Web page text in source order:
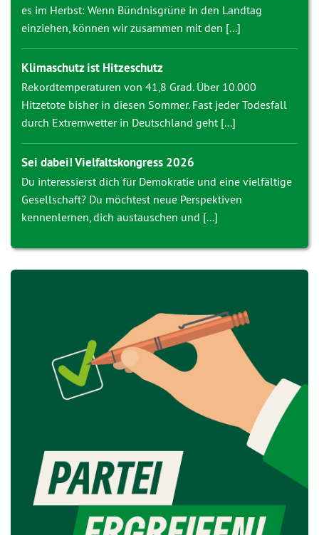
es im Herbst: Wenn Bündnisgrüne in den Landtag
einziehen, können wir zusammen mit den [...]
Klimaschutz ist Hitzeschutz
Rekordtemperaturen von 41,8 Grad. Über 10.000
Hitzetote bisher in diesen Sommer. Fast jeder Todesfall
durch Extremwetter in Deutschland geht [...]
Sei dabei! Vielfaltskongress 2026
Du interessierst dich für Demokratie und eine vielfältige
Gesellschaft? Du möchtest neue Perspektiven
kennenlernen, dich austauschen und [...]